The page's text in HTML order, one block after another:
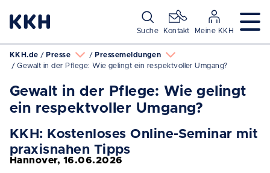
Suche Kontakt Meine KKH
KKH.de Presse
Pressemeldungen
Gewalt in der Pflege: Wie gelingt ein respektvoller Umgang?
Gewalt in der Pflege: Wie gelingt
ein respektvoller Umgang?
KKH: Kostenloses Online-Seminar mit
praxisnahen Tipps
Hannover, 16.06.2026